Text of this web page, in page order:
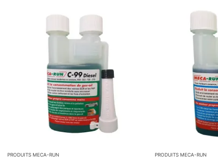
PRODUITS MECA-RUN PRODUITS MECA-RUN